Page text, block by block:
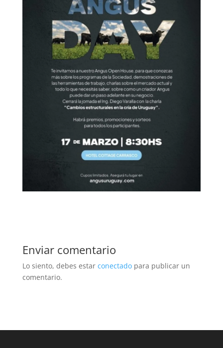
Enviar comentario
Lo siento, debes estar conectadopara publicar un
comentario.